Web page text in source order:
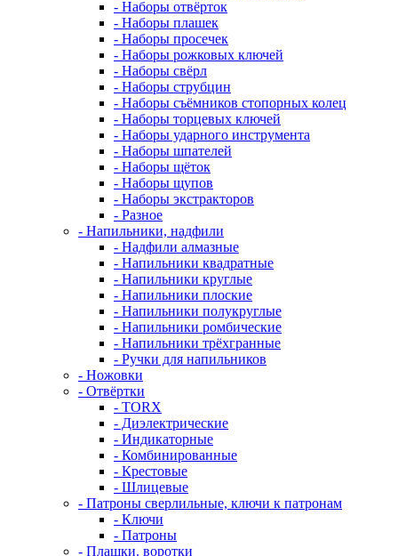
- Наборы отвёрток
- Наборы плашек
- Наборы просечек
- Наборы рожковых ключей
- Наборы свёрл
- Наборы струбцин
- Наборы съёмников стопорных колец
- Наборы торцевых ключей
- Наборы ударного инструмента
- Наборы шпателей
- Наборы щёток
- Наборы щупов
- Наборы экстракторов
- Разное
- Напильники, надфили
- Надфили алмазные
- Напильники квадратные
- Напильники круглые
- Напильники плоские
- Напильники полукруглые
- Напильники ромбические
- Напильники трёхгранные
- Ручки для напильников
- Ножовки
- Отвёртки
- TORX
- Диэлектрические
- Индикаторные
- Комбинированные
- Крестовые
- Шлицевые
- Патроны сверлильные, ключи к патронам
- Ключи
- Патроны
- Плашки. воротки